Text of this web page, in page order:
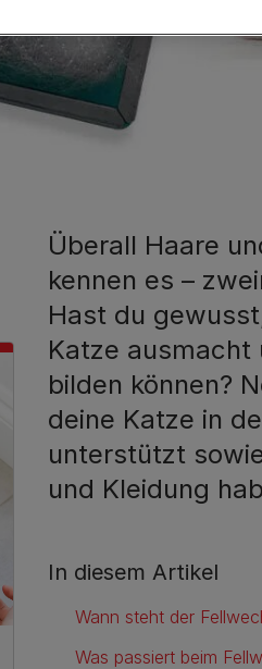
Überall Haare
kennen es –
Hast du
Katze ausmacht
bilden können?
deine Katze in
unterstützt
und Kleidung
In diesem Artikel
Wann steht der
Was passiert beim